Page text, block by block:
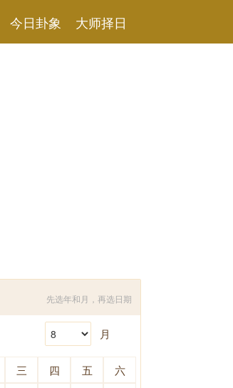
今日卦象 大师择日
先选年和月，再选日期
月
三 四 五
六